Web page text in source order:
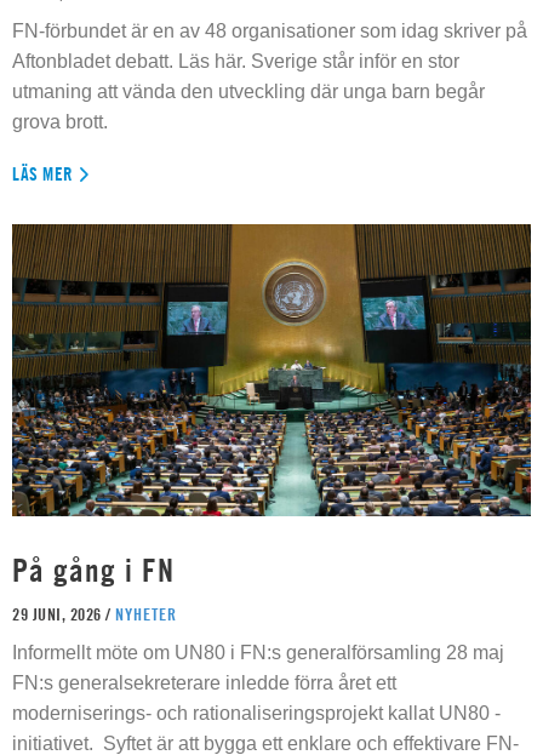
FN-förbundet är en av 48 organisationer som idag skriver på
Aftonbladet debatt. Läs här. Sverige står inför en stor
utmaning att vända den utveckling där unga barn begår
grova brott.
LÄS MER
På gång i FN
29 JUNI, 2026 / NYHETER
Informellt möte om UN80 i FN:s generalförsamling 28 maj
FN:s generalsekreterare inledde förra året ett
moderniserings- och rationaliseringsprojekt kallat UN80 -
initiativet. Syftet är att bygga ett enklare och effektivare FN-